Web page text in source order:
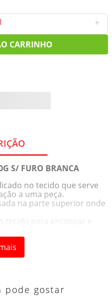
＋
CARRINHO
S/ FURO BRANCA
no tecido que serve
a uma peça.
na parte superior onde
tecido para encorpar e
para as
sempre vários tipos de
pode gostar